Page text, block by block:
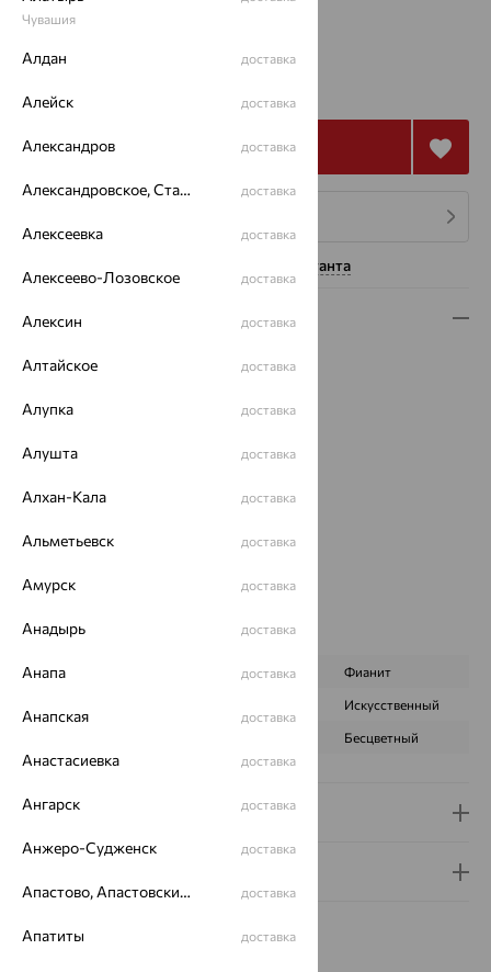
16.5
55 939
Купить
Нужна помощь консультанта
Описание
Вид изделия:
Металл:
Проба:585
Бренд:MAGIC STONES
Вес металла:
Характеристика вставки:
ВИД КАМНЯ Гранат Фианит
Искусственный
Бесцветный
Доставка и оплата
Чувашия
Алдан доставка
Алейск доставка
Александров доставка
Александровское, Ставропольский край доставка
Алексеевка доставка
Алексеево-Лозовское доставка
Алексин доставка
Алтайское доставка
Алупка доставка
Алушта доставка
Алхан-Кала доставка
Альметьевск доставка
Амурск доставка
Анадырь доставка
Анапа доставка
Анапская доставка
Анастасиевка доставка
Ангарск доставка
Анжеро-Судженск доставка
Апастово, Апастовский район доставка
Апатиты доставка